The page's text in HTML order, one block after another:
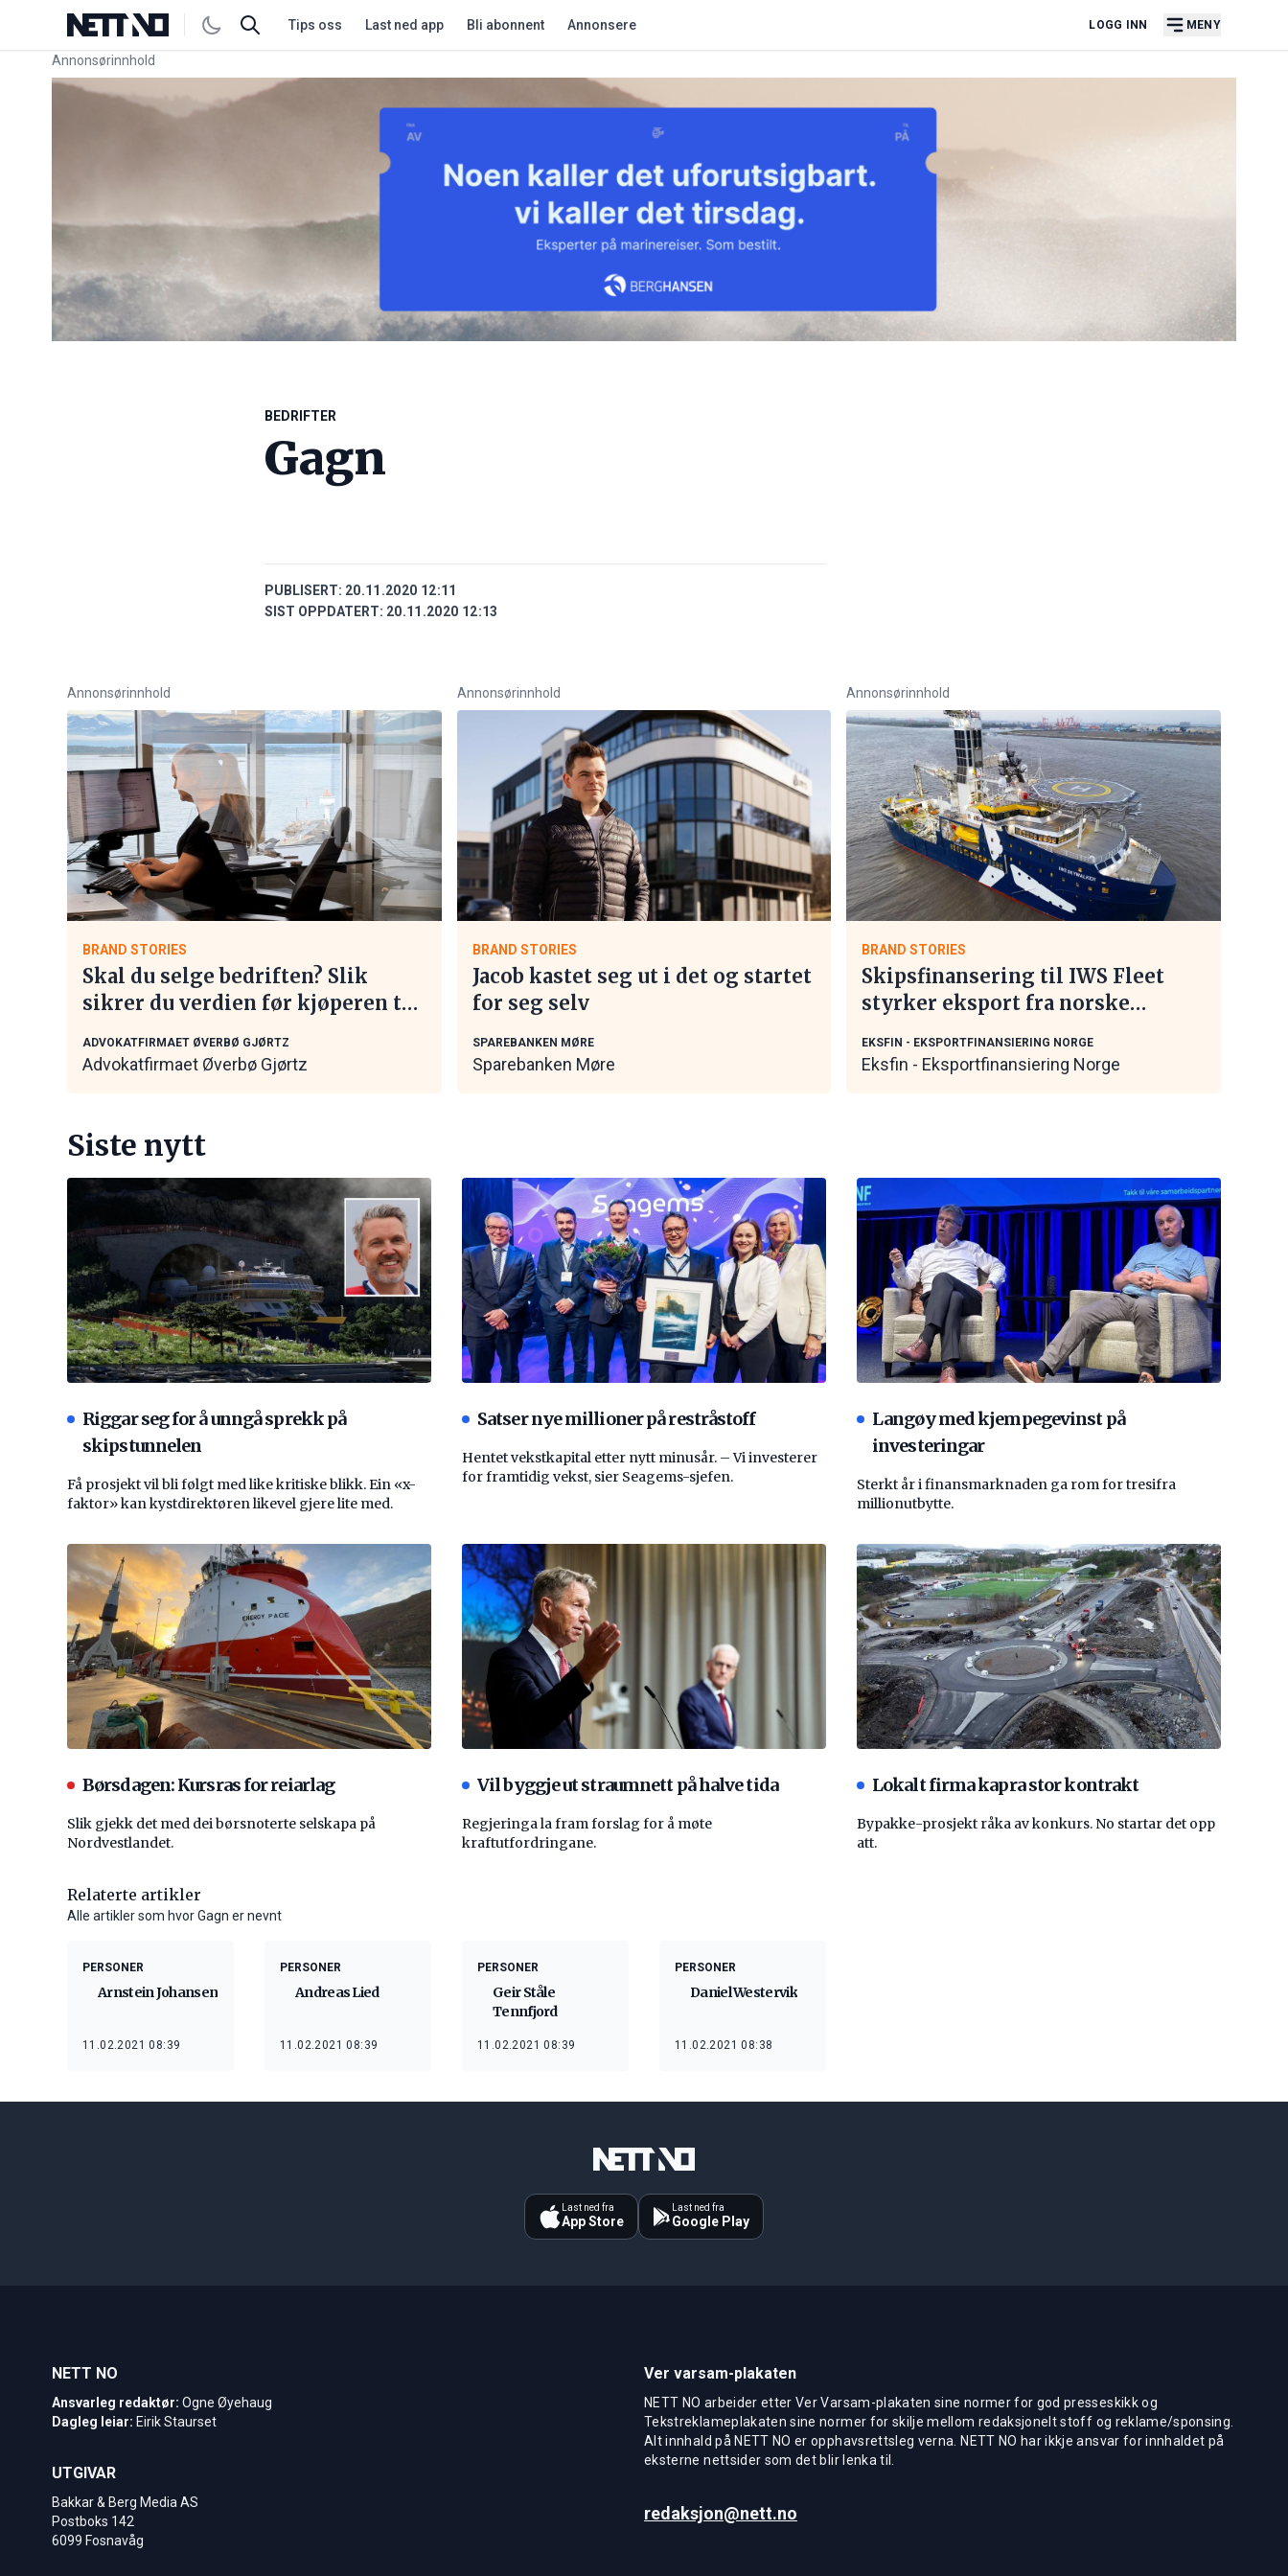
Tips oss Last ned app Bli abonnent Annonsere LOGG INN MENY
Annonsørinnhold
Link for annonse
BEDRIFTER
Gagn
PUBLISERT: 20.11.2020 12:11
SIST OPPDATERT: 20.11.2020 12:13
Annonsørinnhold
BRAND STORIES
Skal du selge bedriften? Slik
sikrer du verdien før kjøperen tar
ADVOKATFIRMAET ØVERBØ GJØRTZ
Advokatfirmaet Øverbø Gjørtz
Annonsørinnhold
BRAND STORIES
Jacob kastet seg ut i det og startet
for seg selv
SPAREBANKEN MØRE
Sparebanken Møre
Annonsørinnhold
BRAND STORIES
Skipsfinansering til IWS Fleet
styrker eksport fra norske
EKSFIN - EKSPORTFINANSIERING NORGE
Eksfin - Eksportfinansiering Norge
Siste nytt
Riggar seg for å unngå sprekk på
skipstunnelen
Få prosjekt vil bli følgt med like kritiske blikk. Ein «x-
faktor» kan kystdirektøren likevel gjere lite med.
Satser nye millioner på restråstoff
Hentet vekstkapital etter nytt minusår. – Vi investerer
for framtidig vekst, sier Seagems-sjefen.
Langøy med kjempegevinst på
investeringar
Sterkt år i finansmarknaden ga rom for tresifra
millionutbytte.
Børsdagen: Kursras for reiarlag
Slik gjekk det med dei børsnoterte selskapa på
Nordvestlandet.
Vil byggje ut straumnett på halve tida
Regjeringa la fram forslag for å møte
kraftutfordringane.
Lokalt firma kapra stor kontrakt
Bypakke-prosjekt råka av konkurs. No startar det opp
att.
Relaterte artikler
Alle artikler som hvor Gagn er nevnt
PERSONER
Arnstein Johansen
11.02.2021 08:39
PERSONER
Andreas Lied
11.02.2021 08:39
PERSONER
Geir Ståle
Tennfjord
11.02.2021 08:39
PERSONER
Daniel Westervik
11.02.2021 08:38
Last ned fra
App Store
Last ned fra
Google Play
NETT NO
Ansvarleg redaktør: Ogne Øyehaug
Dagleg leiar: Eirik Staurset
UTGIVAR
Bakkar & Berg Media AS
Postboks 142
6099 Fosnavåg
Ver varsam-plakaten
NETT NO arbeider etter Ver Varsam-plakaten sine normer for god presseskikk og
Tekstreklameplakaten sine normer for skilje mellom redaksjonelt stoff og reklame/sponsing.
Alt innhald på NETT NO er opphavsrettsleg verna. NETT NO har ikkje ansvar for innhaldet på
eksterne nettsider som det blir lenka til.
redaksjon@nett.no